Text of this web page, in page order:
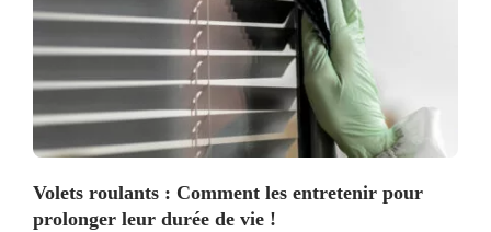
Volets roulants : Comment les entretenir pour
prolonger leur durée de vie !